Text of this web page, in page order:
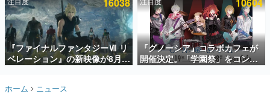
連載・特集一覧
殿堂入り記事
SNS拡散数が数千以上！ ページビュー数万以上！ などな
ど。多くの人々に読まれた、電ファミ渾身の“殿堂入り”記
事をまとめました。
名作ゲームクリエイターの方々に製作時のエピソードをお
ガレーベル「ビビビコミック」
にて特別話が掲載スタート、あ
のお話には…まだ続きがある！
薬物の使用と思しき描写も含め
て、BPOが議論を交わす
16038
『ファイナルファンタジーⅦ リ
ベレーション』の新映像が8月
26日早朝に公開へ。『FF7』リ
「gamescom」のオープニング
10604
『グノーシア』コラボカフェが
開催決定。「学園祭」をコンセ
プトに、模擬店やセツやSQ、ラ
ホーム ニュース